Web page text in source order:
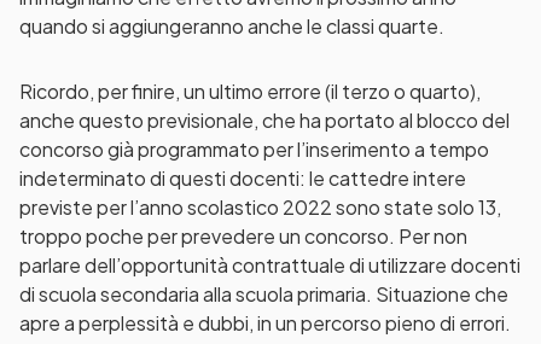
quando si aggiungeranno anche le classi quarte.
Ricordo, per finire, un ultimo errore (il terzo o quarto),
anche questo previsionale, che ha portato al blocco del
concorso già programmato per l’inserimento a tempo
indeterminato di questi docenti: le cattedre intere
previste per l’anno scolastico 2022 sono state solo 13,
troppo poche per prevedere un concorso. Per non
parlare dell’opportunità contrattuale di utilizzare docenti
di scuola secondaria alla scuola primaria. Situazione che
apre a perplessità e dubbi, in un percorso pieno di errori.